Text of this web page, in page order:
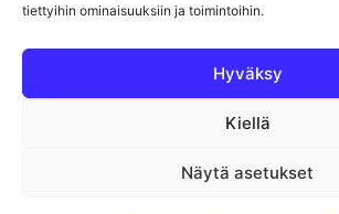
tiettyihin ominaisuuksiin ja toimintoihin.
Hyväksy
Kiellä
Näytä asetukset
Tilauksen peruutus